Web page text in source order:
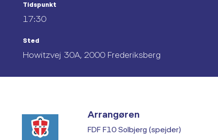
Tidspunkt
17:30
Sted
Howitzvej 30A, 2000 Frederiksberg
Arrangøren
FDF F10 Solbjerg (spejder)